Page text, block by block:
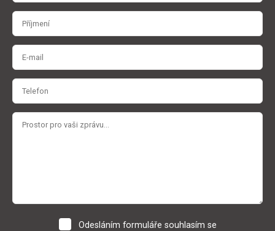
Odesláním formuláře souhlasím se